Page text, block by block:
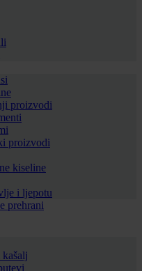
proizvodi
proizvodi
kiseline
i ljepotu
prehrani